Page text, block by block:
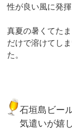
性が良い風に発
真夏の暑くてた
だけで溶けてし
た。
石垣島ビー
気遣いが嬉